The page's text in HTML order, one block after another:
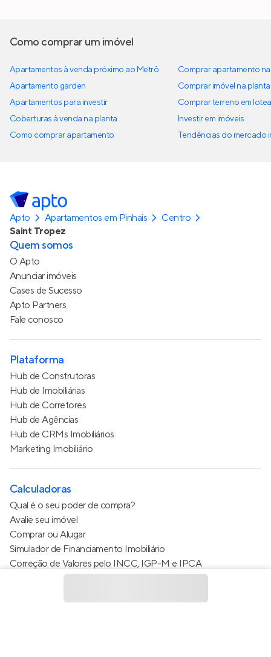
Como comprar um imóvel
Apartamentos à venda próximo ao Metrô
Apartamento garden
Apartamentos para investir
Coberturas à venda na planta
Como comprar apartamento
Comprar apartamento
Comprar imóvel na planta
Comprar terreno em
Investir em imóveis
Tendências do mercado
Apto Apartamentos em Pinhais
Centro
Saint Tropez
Quem somos
O Apto
Anunciar imóveis
Cases de Sucesso
Apto Partners
Fale conosco
Plataforma
Hub de Construtoras
Hub de Imobiliárias
Hub de Corretores
Hub de Agências
Hub de CRMs Imobiliários
Marketing Imobiliário
Calculadoras
Qual é o seu poder de compra?
Avalie seu imóvel
Comprar ou Alugar
Simulador de Financiamento Imobiliário
Correção de Valores pelo INCC, IGP-M e IPCA
Estimativa de valor do condomínio